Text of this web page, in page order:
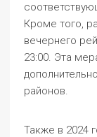
Кроме того,
вечернего
23:00. Эта
районов.
Также в 2024